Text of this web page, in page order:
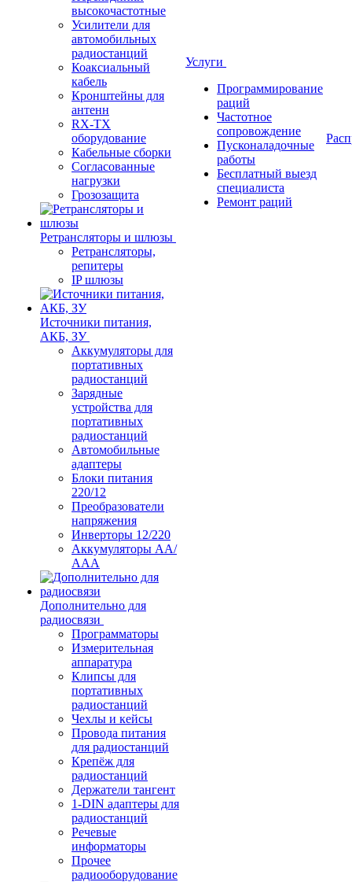
высокочастотные
Усилители для
автомобильных
радиостанций
Коаксиальный
кабель
Кронштейны для
антенн
RX-TX
оборудование
Кабельные сборки
Согласованные
нагрузки
Грозозащита
Ретрансляторы и шлюзы
Ретрансляторы,
репитеры
IP шлюзы
Источники питания,
АКБ, ЗУ
Аккумуляторы для
портативных
радиостанций
Зарядные
устройства для
портативных
радиостанций
Автомобильные
адаптеры
Блоки питания
220/12
Преобразователи
напряжения
Инверторы 12/220
Аккумуляторы АА/
ААА
Дополнительно для
радиосвязи
Программаторы
Измерительная
аппаратура
Клипсы для
портативных
радиостанций
Чехлы и кейсы
Провода питания
для радиостанций
Крепёж для
радиостанций
Держатели тангент
1-DIN адаптеры для
радиостанций
Речевые
информаторы
Прочее
радиооборудование
Услуги
Программирование
раций
Частотное
сопровождение
Пусконаладочные
работы
Бесплатный выезд
специалиста
Ремонт раций